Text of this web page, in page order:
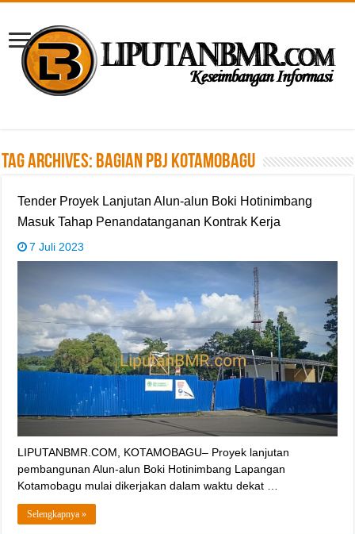
Tag Archives: Bagian PBJ Kotamobagu
Tender Proyek Lanjutan Alun-alun Boki Hotinimbang
Masuk Tahap Penandatanganan Kontrak Kerja
7 Juli 2023
LIPUTANBMR.COM, KOTAMOBAGU– Proyek lanjutan
pembangunan Alun-alun Boki Hotinimbang Lapangan
Kotamobagu mulai dikerjakan dalam waktu dekat …
Selengkapnya »